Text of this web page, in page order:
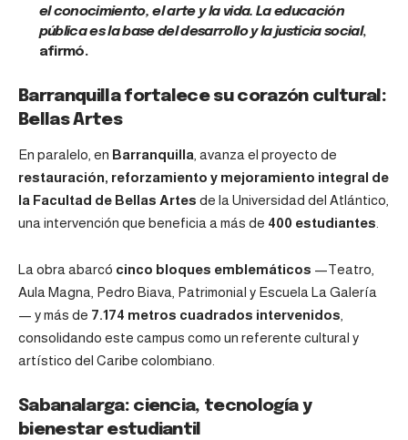
el conocimiento, el arte y la vida. La educación
pública es la base del desarrollo y la justicia social,
afirmó.
Barranquilla fortalece su corazón cultural:
Bellas Artes
En paralelo, en Barranquilla , avanza el proyecto de
restauración, reforzamiento y mejoramiento integral de
la Facultad de Bellas Artes de la Universidad del Atlántico,
una intervención que beneficia a más de 400 estudiantes
La obra abarcó cinco bloques emblemáticos —Teatro,
Aula Magna, Pedro Biava, Patrimonial y Escuela La Galería
— y más de 7.174 metros cuadrados intervenidos
consolidando este campus como un referente cultural y
artístico del Caribe colombiano.
Sabanalarga: ciencia, tecnología y
bienestar estudiantil